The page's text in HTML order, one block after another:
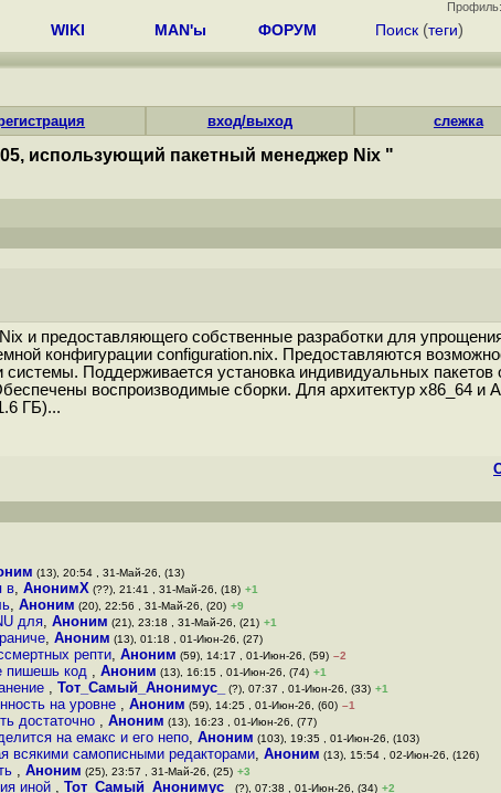
Профиль:
WIKI MAN'ы ФОРУМ Поиск (теги)
вход/выход слежка
использующий пакетный менеджер Nix "
и предоставляющего собственные разработки для
конфигурации configuration.nix. Предоставляются
Поддерживается установка индивидуальных пакетов
воспроизводимые сборки. Для архитектур x86_64 и
ГБ)...
(13), 20:54 , 31-Май-26, (13)
в, АнонимХ (??), 21:41 , 31-Май-26, (18) +1
, Аноним (20), 22:56 , 31-Май-26, (20) +9
для, Аноним (21), 23:18 , 31-Май-26, (21) +1
, Аноним (13), 01:18 , 01-Июн-26, (27)
репти, Аноним (59), 14:17 , 01-Июн-26, (59) –2
пишешь код , Аноним (13), 16:15 , 01-Июн-26, (74) +1
, Тот_Самый_Анонимус_ (?), 07:37 , 01-Июн-26, (33) +1
на уровне , Аноним (59), 14:25 , 01-Июн-26, (60) –1
достаточно , Аноним (13), 16:23 , 01-Июн-26, (77)
на емакс и его непо, Аноним (103), 19:35 , 01-Июн-26, (103)
всякими самописными редакторами, Аноним (13), 15:54 , 02-Июн-26, (126)
, Аноним (25), 23:57 , 31-Май-26, (25) +3
иной , Тот_Самый_Анонимус_ (?), 07:38 , 01-Июн-26, (34) +2